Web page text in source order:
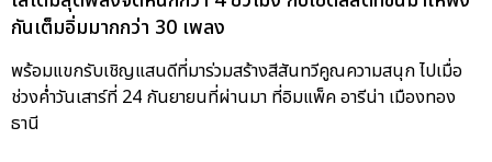
กันเต็มอิ่มมากกว่า 30 เพลง
พร้อมแขกรับเชิญแสนดีที่มาร่วมสร้างสีสันทวีคูณความสนุก ไปเมื่อ
ช่วงค่ำวันเสาร์ที่ 24 กันยายนที่ผ่านมา ที่อิมแพ็ค อารีน่า เมืองทอง
ธานี